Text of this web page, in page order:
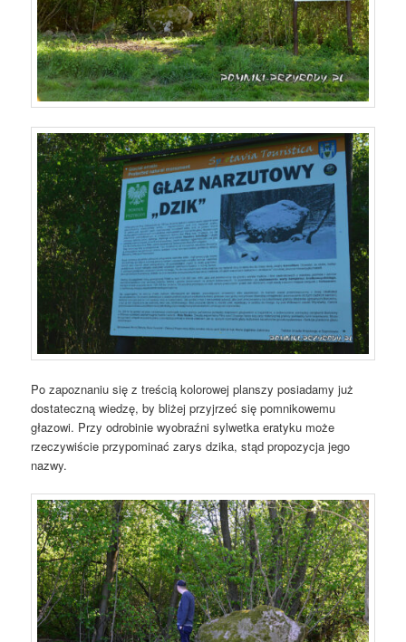
Po zapoznaniu się z treścią kolorowej planszy posiadamy już
dostateczną wiedzę, by bliżej przyjrzeć się pomnikowemu
głazowi. Przy odrobinie wyobraźni sylwetka eratyku może
rzeczywiście przypominać zarys dzika, stąd propozycja jego
nazwy.